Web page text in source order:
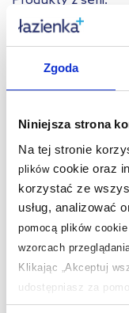
Zgoda
Niniejsza strona
Na tej stronie
plikówcookie oraz
korzystać ze
usług, analizować
pomocą plików
wzorcach
Klikając „Akceptuj
udostępniasz za
użytkowników
Produkty podobne:
Dostępność:24h!
Cersanit Moduo
60 cm lustrzana
wisząca biała